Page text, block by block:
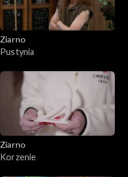
Ziarno
Pustynia
Ziarno
Korzenie